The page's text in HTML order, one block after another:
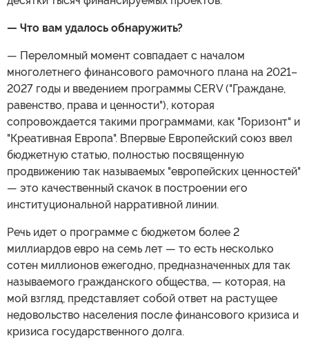
— Что вам удалось обнаружить?
— Переломный момент совпадает с началом
многолетнего финансового рамочного плана на 2021–
2027 годы и введением программы CERV ("Граждане,
равенство, права и ценности"), которая
сопровождается такими программами, как "Горизонт" и
"Креативная Европа". Впервые Европейский союз ввел
бюджетную статью, полностью посвященную
продвижению так называемых "европейских ценностей"
— это качественный скачок в построении его
институциональной нарративной линии.
Речь идет о программе с бюджетом более 2
миллиардов евро на семь лет — то есть несколько
сотен миллионов ежегодно, предназначенных для так
называемого гражданского общества, — которая, на
мой взгляд, представляет собой ответ на растущее
недовольство населения после финансового кризиса и
кризиса государственного долга.